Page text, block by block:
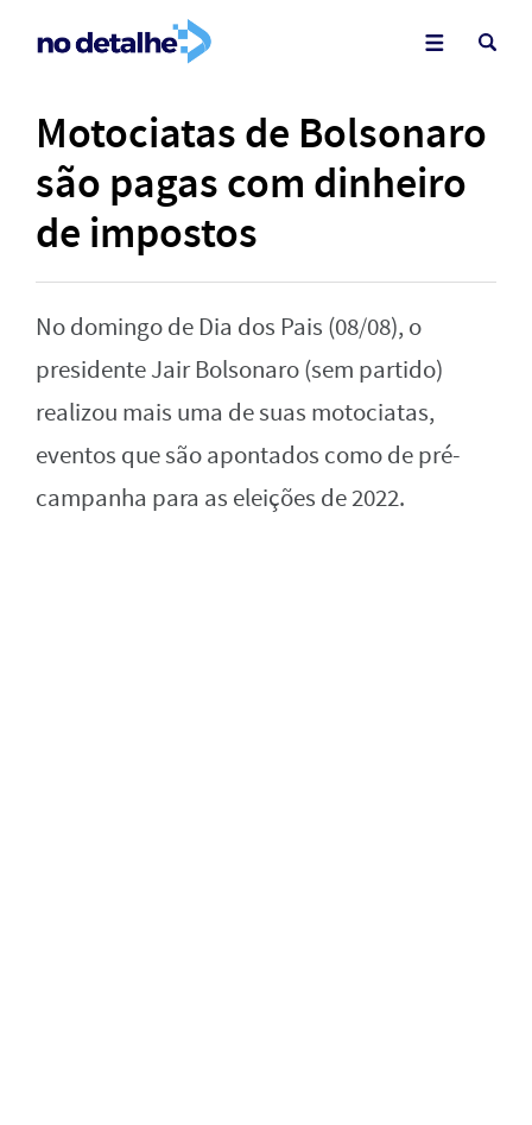
Motociatas de Bolsonaro
são pagas com dinheiro
de impostos
No domingo de Dia dos Pais (08/08), o
presidente Jair Bolsonaro (sem partido)
realizou mais uma de suas motociatas,
eventos que são apontados como de pré-
campanha para as eleições de 2022.